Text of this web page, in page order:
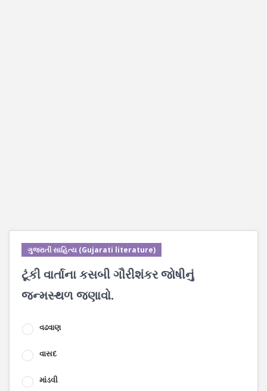
ગુજરાતી સાહિત્ય (Gujarati literature)
ટૂંકી વાર્તાના કસબી ગૌરીશંકર જોષીનું
જન્મસ્થળ જણાવો.
વઢવાણ
વાસદ
માંડવી